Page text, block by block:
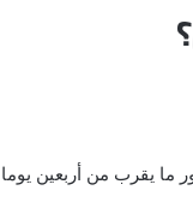
ما يقرب من أربعين